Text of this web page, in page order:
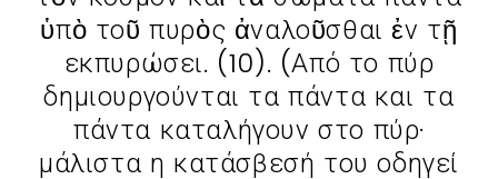
ὑπὸ τοῦ πυρὸς ἀναλοῦσθαι ἐν τῇ
εκπυρώσει. (10). (Από το πύρ
δημιουργούνται τα πάντα και τα
πάντα καταλήγουν στο πύρ·
μάλιστα η κατάσβεσή του οδηγεί